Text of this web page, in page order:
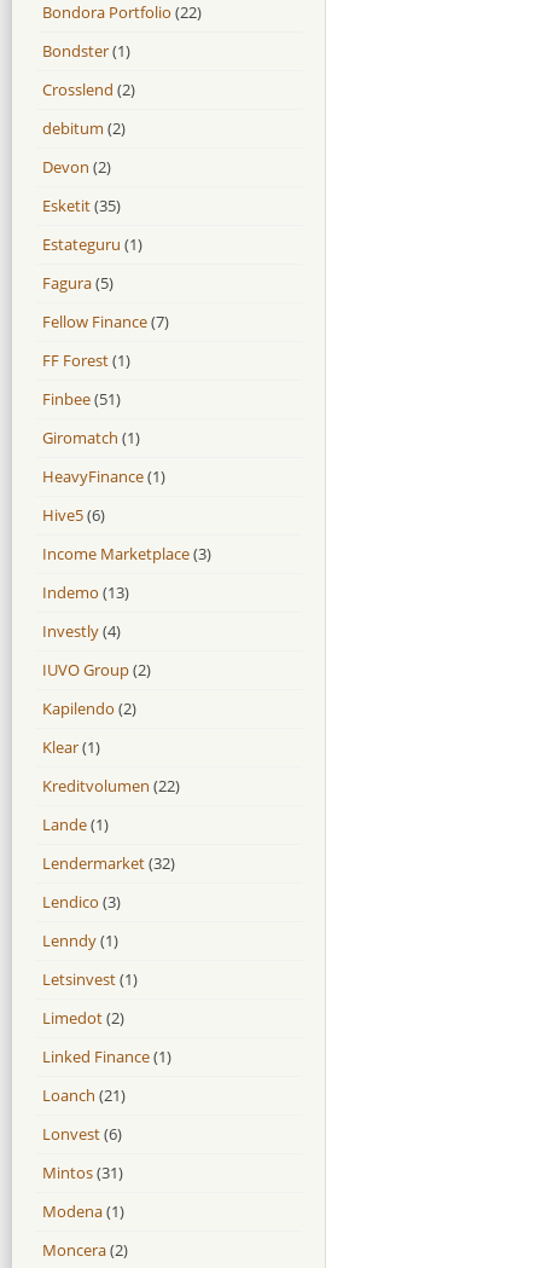
Bondora Portfolio (22)
Bondster(1)
Crosslend (2)
debitum (2)
Devon (2)
Esketit(35)
Estateguru (1)
Fagura(5)
Fellow Finance(7)
FF Forest(1)
Finbee(51)
Giromatch (1)
HeavyFinance(1)
Hive5(6)
Income Marketplace(3)
Indemo (13)
Investly(4)
IUVO Group(2)
Kapilendo (2)
Klear(1)
Kreditvolumen (22)
Lande(1)
Lendermarket(32)
Lendico (3)
Lenndy(1)
Letsinvest(1)
Limedot(2)
Linked Finance(1)
Loanch (21)
Lonvest(6)
Mintos(31)
Modena(1)
Moncera(2)